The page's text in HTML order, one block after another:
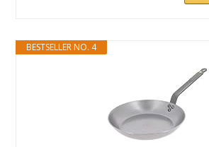
BESTSELLER NO. 4